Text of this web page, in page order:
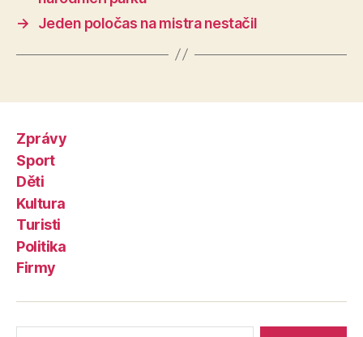
→
Jeden poločas na mistra nestačil
Zprávy
Sport
Děti
Kultura
Turisti
Politika
Firmy